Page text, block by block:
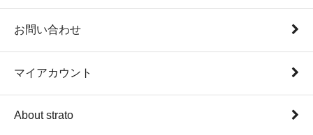
お問い合わせ
マイアカウント
About strato